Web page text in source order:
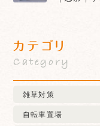
カテゴリ
Category
雑草対策
自転車置場